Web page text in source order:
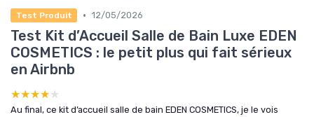
Test Produit • 12/05/2026
Test Kit d’Accueil Salle de Bain Luxe EDEN
COSMETICS : le petit plus qui fait sérieux
en Airbnb
★★★★★
★★★★★
Au final, ce kit d’accueil salle de bain EDEN COSMETICS, je le vois